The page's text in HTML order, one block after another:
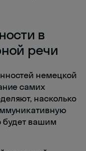
в
речи
немецкой
самих
насколько
будет вашим